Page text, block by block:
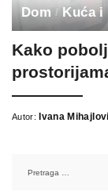
Dom Kuća i
Kako
Autor: Ivana